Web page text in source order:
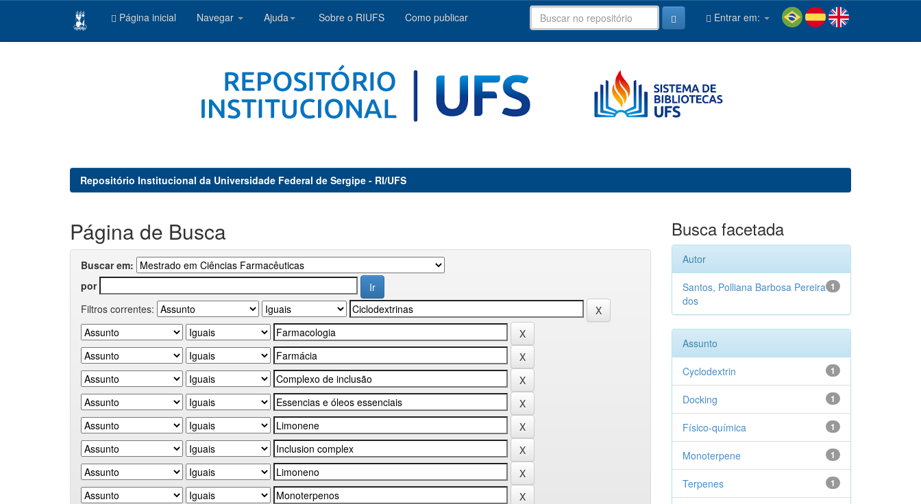
Página inicial Navegar Ajuda Sobre o RIUFS Como publicar Entrar em:
Repositório Institucional da Universidade Federal de Sergipe - RI/UFS
Página de Busca
Buscar em:
por
Filtros correntes:
Busca facetada
Autor
1
Santos, Polliana Barbosa Pereira
dos
Assunto
1
Cyclodextrin
1
Docking
1
Físico-química
1
Monoterpene
1
Terpenes